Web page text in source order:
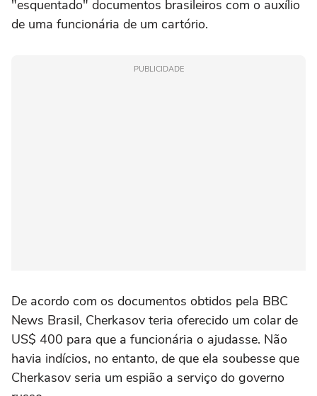
"esquentado" documentos brasileiros com o auxílio
de uma funcionária de um cartório.
PUBLICIDADE
De acordo com os documentos obtidos pela BBC
News Brasil, Cherkasov teria oferecido um colar de
US$ 400 para que a funcionária o ajudasse. Não
havia indícios, no entanto, de que ela soubesse que
Cherkasov seria um espião a serviço do governo